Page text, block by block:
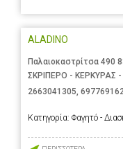
ALADINO
Παλαιοκαστρίτσα 490
ΣΚΡΙΠΕΡΟ - ΚΕΡΚΥΡΑΣ
2663041305,
Κατηγορία: Φαγητό -